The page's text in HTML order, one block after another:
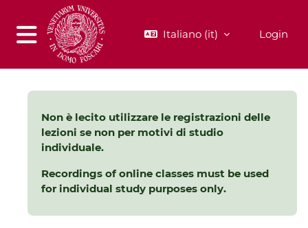
Vai al contenuto principale
Pannello laterale
Italiano ‎(it)‎ Login
Non è lecito utilizzare le registrazioni delle
lezioni se non per motivi di studio
individuale.
Recordings of online classes must be used
for individual study purposes only.